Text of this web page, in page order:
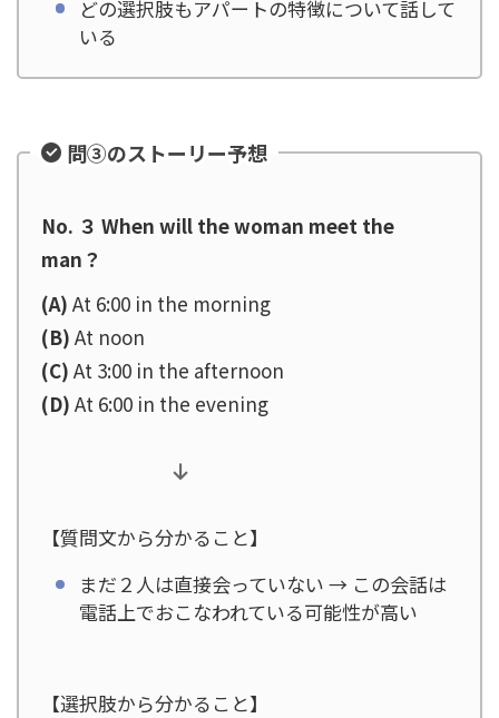
どの選択肢もアパートの特徴について話して
いる
問③のストーリー予想
No. ３ When will the woman meet the
man？
(A) At 6:00 in the morning
(B) At noon
(C) At 3:00 in the afternoon
(D) At 6:00 in the evening
【質問文から分かること】
まだ２人は直接会っていない → この会話は
電話上でおこなわれている可能性が高い
【選択肢から分かること】